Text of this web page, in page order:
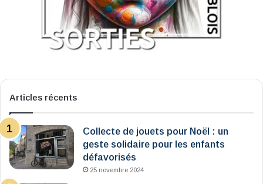
Articles récents
Collecte de jouets pour Noël : un
geste solidaire pour les enfants
défavorisés
25 novembre 2024